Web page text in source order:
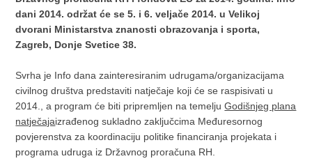
dani 2014. održat će se5. i 6. veljače 2014. u Velikoj
dvorani Ministarstva znanosti obrazovanja i sporta,
Zagreb, Donje Svetice 38.
Svrha je Info dana zainteresiranim udrugama/organizacijama
civilnog društva predstaviti natječaje koji će se raspisivati u
2014., a program će biti pripremljen na temeljuGodišnjeg plana
natječajaizrađenog sukladno zaključcima Međuresornog
povjerenstva za koordinaciju politike financiranja projekata i
programa udruga iz Državnog proračuna RH.